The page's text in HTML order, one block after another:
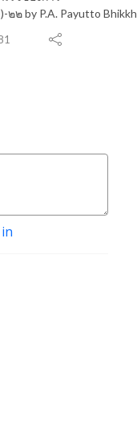
๒ by P.A. Payutto